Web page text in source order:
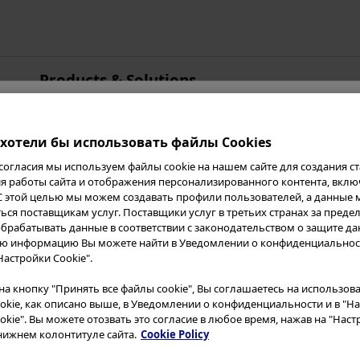
Products & Solutions
Азиатско-Тихоокеанский
Австралия
Китай
Гонконг
Индия
Япония
Малайзия
Новая Зеландия
Сингапур
на сайт
веб-сайта внимательно
Данный веб-сайт предназначен
имеете права получать доступ,
этого сайта, если вы не являетесь
бы использовать файлы Cookies
мы используем файлы cookie на нашем сайте для создания
работы сайта и отображения персонализированного контента,
этой целью мы можем создавать профили пользователей, а данные
поставщикам услуг. Поставщики услуг в третьих странах за
данные в соответствии с законодательством о защите
информацию Вы можете найти в Уведомлении о
Cookie".
кнопку "Принять все файлы cookie", Вы соглашаетесь на
как описано выше, в Уведомлении о конфиденциальности и в
Вы можете отозвать это согласие в любое время, нажав на
колонтитуле сайта. Cookie Policy